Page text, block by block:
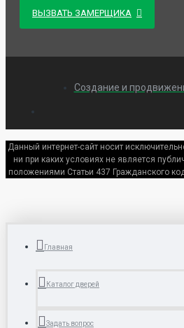
ВЫЗВАТЬ ЗАМЕРЩИКА
Создание и
Данный интернет-сайт носит
ни при каких условиях не является
положениями Статьи 437 Гражданского
Главная
Каталог дверей
Задать вопрос